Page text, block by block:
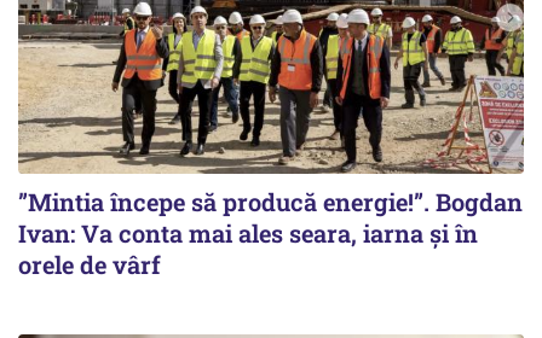
”Mintia începe să producă energie!”. Bogdan
Ivan: Va conta mai ales seara, iarna și în
orele de vârf